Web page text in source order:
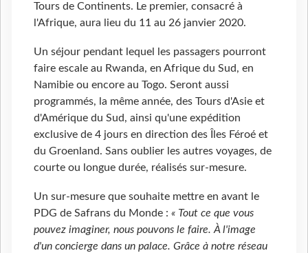
Tours de Continents. Le premier, consacré à
l'Afrique, aura lieu du 11 au 26 janvier 2020.
Un séjour pendant lequel les passagers pourront
faire escale au Rwanda, en Afrique du Sud, en
Namibie ou encore au Togo. Seront aussi
programmés, la même année, des Tours d'Asie et
d'Amérique du Sud, ainsi qu'une expédition
exclusive de 4 jours en direction des Îles Féroé et
du Groenland. Sans oublier les autres voyages, de
courte ou longue durée, réalisés sur-mesure.
Un sur-mesure que souhaite mettre en avant le
PDG de Safrans du Monde : « Tout ce que vous
pouvez imaginer, nous pouvons le faire. À l'image
d'un concierge dans un palace. Grâce à notre réseau